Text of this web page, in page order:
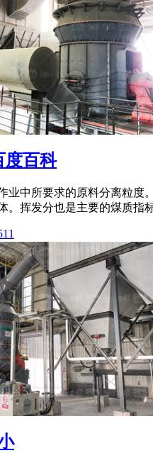
度百科
业中所要求的原料分离粒度
。挥发分也是主要的煤质指